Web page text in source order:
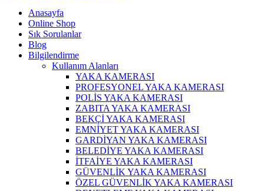
Anasayfa
Online Shop
Sık Sorulanlar
Blog
Bilgilendirme
Kullanım Alanları
YAKA KAMERASI
PROFESYONEL YAKA KAMERASI
POLİS YAKA KAMERASI
ZABITA YAKA KAMERASI
BEKÇİ YAKA KAMERASI
EMNİYET YAKA KAMERASI
GARDİYAN YAKA KAMERASI
BELEDİYE YAKA KAMERASI
İTFAİYE YAKA KAMERASI
GÜVENLİK YAKA KAMERASI
ÖZEL GÜVENLİK YAKA KAMERASI